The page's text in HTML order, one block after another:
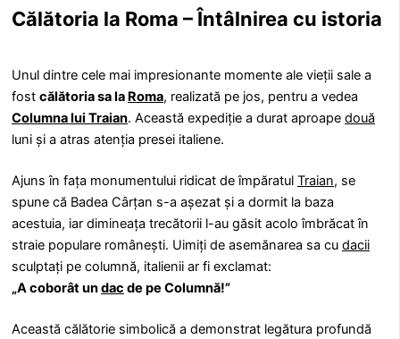
Călătoria la Roma – Întâlnirea cu istoria
Unul dintre cele mai impresionante momente ale vieții sale a
fost călătoria sa la Roma, realizată pe jos, pentru a vedea
Columna lui Traian. Această expediție a durat aproape două
luni și a atras atenția presei italiene.
Ajuns în fața monumentului ridicat de împăratul Traian, se
spune că Badea Cârțan s-a așezat și a dormit la baza
acestuia, iar dimineața trecătorii l-au găsit acolo îmbrăcat în
straie populare românești. Uimiți de asemănarea sa cu dacii
sculptați pe columnă, italienii ar fi exclamat:
„A coborât undac de pe Columnă!”
Această călătorie simbolică a demonstrat legătura profundă